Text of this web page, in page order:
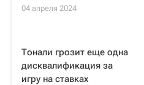
04 апреля 2024
Тонали грозит еще одна
дисквалификация за
игру на ставках